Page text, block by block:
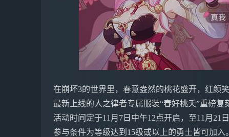
在崩坏3的世界里，春意盎然的桃花盛开，红颜笑
最新上线的人之律者专属服装“春好桃夭”重磅复
活动时间定于11月7日中午12点开启，至11月21
参与条件为等级达到15级或以上的勇士皆可加入。